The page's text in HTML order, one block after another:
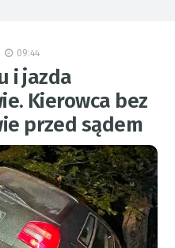
09:44
i jazda
Kierowca bez
przed sądem